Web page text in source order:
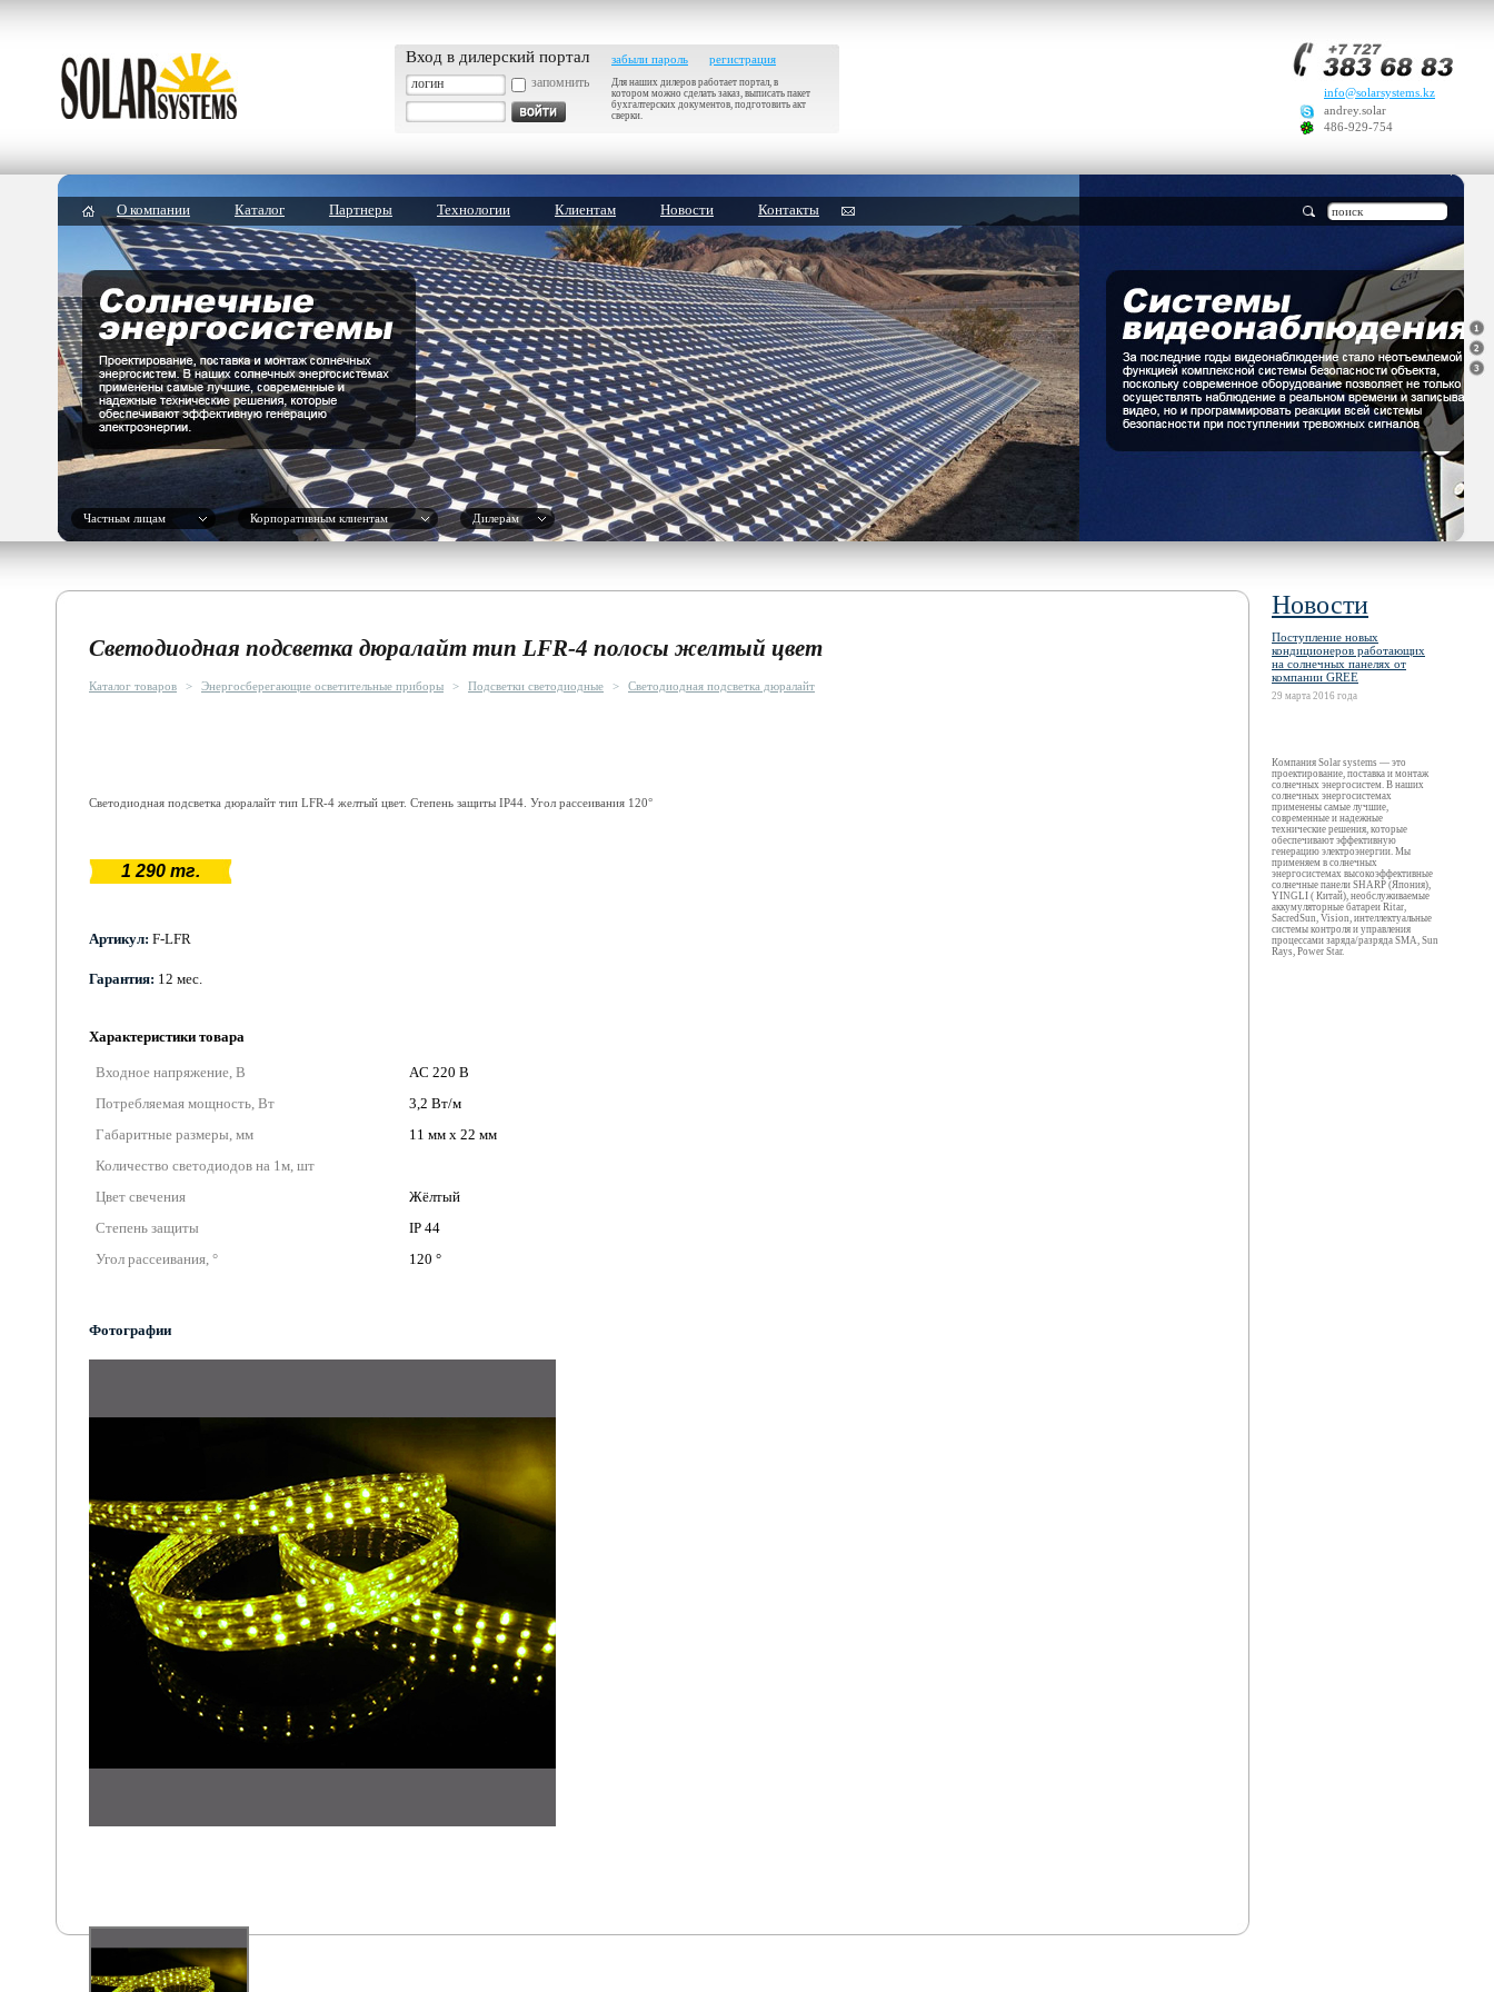
Вход в дилерский портал
запомнить
забыли пароль регистрация
Для наших дилеров работает портал, в
котором можно сделать заказ, выписать пакет
бухгалтерских документов, подготовить акт
сверки.
info@solarsystems.kz
andrey.solar
486-929-754
О компании Каталог Партнеры Технологии Клиентам Новости Контакты
Частным лицам Корпоративным клиентам Дилерам
Светодиодная подсветка дюралайт тип LFR-4 полосы желтый цвет
Каталог товаров > Энергосберегающие осветительные приборы > Подсветки светодиодные > Светодиодная подсветка дюралайт
Светодиодная подсветка дюралайт тип LFR-4 желтый цвет. Степень защиты IP44. Угол рассеивания 120°
1 290 тг.
Артикул: F-LFR
Гарантия: 12 мес.
Характеристики товара
Входное напряжение, В
AC 220 В
Потребляемая мощность, Вт
3,2 Вт/м
Габаритные размеры, мм
11 мм х 22 мм
Количество светодиодов на 1м, шт
Цвет свечения
Жёлтый
Степень защиты
IP 44
Угол рассеивания, °
120 °
Фотографии
Новости
Поступление новых
кондиционеров работающих
на солнечных панелях от
компании GREE
29 марта 2016 года
Компания Solar systems — это
проектирование, поставка и монтаж
солнечных энергосистем. В наших
солнечных энергосистемах
применены самые лучшие,
современные и надежные
технические решения, которые
обеспечивают эффективную
генерацию электроэнергии. Мы
применяем в солнечных
энергосистемах высокоэффективные
солнечные панели SHARP (Япония),
YINGLI ( Китай), необслуживаемые
аккумуляторные батареи Ritar,
SacredSun, Vision, интеллектуальные
системы контроля и управления
процессами заряда/разряда SMA, Sun
Rays, Power Star.